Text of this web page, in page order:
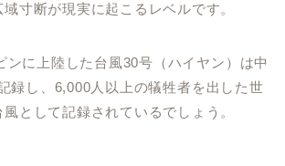
寸断が現実に起こるレベルです。
ンに上陸した台風30号（ハイヤン）は中
録し、6,000人以上の犠牲者を出した世
として記録されているでしょう。